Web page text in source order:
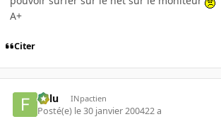
A+
Citer
Fulu INpactien
Posté(e) le 30 janvier 200422 a